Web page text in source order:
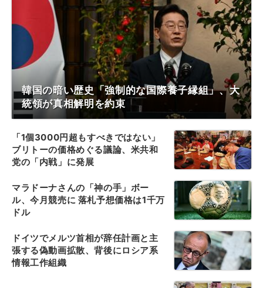
韓国の暗い歴史「強制的な国際養子縁組」、大
統領が真相解明を約束
「1個3000円超もすべきではない」
ブリトーの価格めぐる議論、米共和
党の「内戦」に発展
マラドーナさんの「神の手」ボー
ル、今月競売に 落札予想価格は1千万
ドル
ドイツでメルツ首相が辞任計画と主
張する偽動画拡散、背後にロシア系
情報工作組織